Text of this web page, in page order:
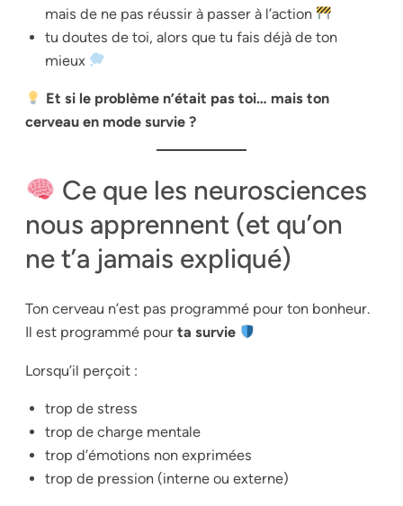
mais de ne pas réussir à passer à l’action
tu doutes de toi, alors que tu fais déjà de ton
mieux
Et si le problème n’était pas toi… mais ton
cerveau en mode survie ?
Ce que les neurosciences
nous apprennent (et qu’on
ne t’a jamais expliqué)
Ton cerveau n’est pas programmé pour ton bonheur.
Il est programmé pour ta survie
Lorsqu’il perçoit :
trop de stress
trop de charge mentale
trop d’émotions non exprimées
trop de pression (interne ou externe)